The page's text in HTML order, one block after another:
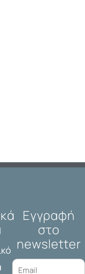
Εγγραφή
στο
newsletter